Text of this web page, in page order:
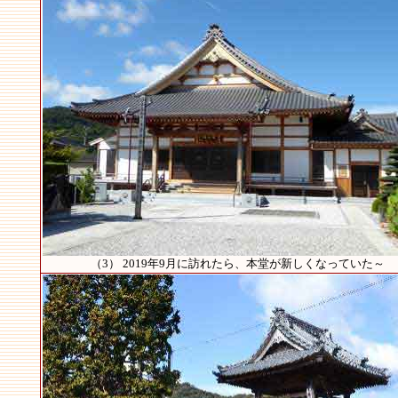
（3） 2019年9月に訪れたら、本堂が新しくなっていた～